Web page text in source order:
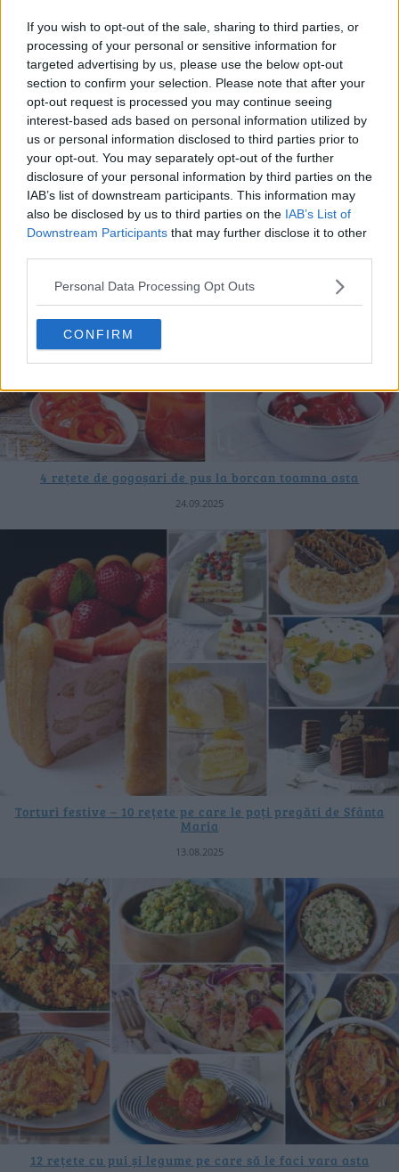
If you wish to opt-out of the sale, sharing to third parties, or
processing of your personal or sensitive information for
targeted advertising by us, please use the below opt-out
section to confirm your selection. Please note that after your
opt-out request is processed you may continue seeing
interest-based ads based on personal information utilized by
us or personal information disclosed to third parties prior to
your opt-out. You may separately opt-out of the further
disclosure of your personal information by third parties on the
IAB’s list of downstream participants. This information may
also be disclosed by us to third parties on the IAB’s List of
Downstream Participants that may further disclose it to other
Personal Data Processing Opt Outs
CONFIRM
10 rețete cu dovlecei de pregătit vara asta
04.08.2026
4 rețete de gogoșari de pus la borcan toamna asta
24.09.2025
Torturi festive – 10 rețete pe care le poți pregăti de Sfânta
Maria
13.08.2025
12 rețete cu pui și legume pe care să le faci vara asta